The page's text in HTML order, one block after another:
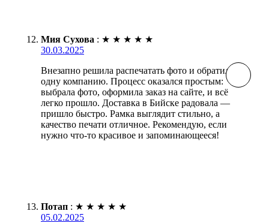
Мия Сухова : ★ ★ ★ ★ ★
30.03.2025
Внезапно решила распечатать фото и обратилась в
одну компанию. Процесс оказался простым:
выбрала фото, оформила заказ на сайте, и всё
легко прошло. Доставка в Бийске радовала —
пришло быстро. Рамка выглядит стильно, а
качество печати отличное. Рекомендую, если
нужно что-то красивое и запоминающееся!
Потап : ★ ★ ★ ★ ★
05.02.2025